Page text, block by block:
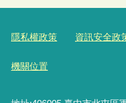
隱私權政策 資訊安全政
機關位置